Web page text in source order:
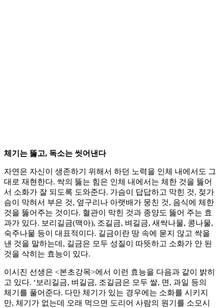
체기는 뚫고, 독소는 씻어낸다
자연은 자신이 생존하기 위해서 하던 노력을 인체 내에서도 그
대로 재현한다. 싹의 뚫는 힘은 인체 내에서는 체한 것을 뚫어
서 소화가 잘 되도록 도와준다. 가슴이 답답하고 막힌 것, 젖가
슴이 막혀서 부은 것, 옆구리나 아랫배가 뭉친 것, 음식에 체한
것을 뚫어주는 것이다. 혈관이 막힌 것과 종양도 뚫어 주는 효
과가 있다. 보리길금(맥아), 조길금, 벼길금, 새싹나물, 콩나물,
숙주나물 등이 대표적이다. 길금이란 땅 속에 묻지 않고 싹을
낸 것을 말하는데, 길금은 모두 성질이 따뜻하고 소화가 안 된
것을 삭히는 효능이 있다.
이시진 선생은 <본초강목>에서 이런 효능을 다음과 같이 밝히
고 있다. ‘보리길금, 벼길금, 조길금은 모두 쌀, 면, 과일 등의
체기를 풀어준다. 다만 체기가 있는 경우에는 소화를 시키지
만, 체기가 없는데 오래 먹으면 도리어 사람의 원기를 소모시